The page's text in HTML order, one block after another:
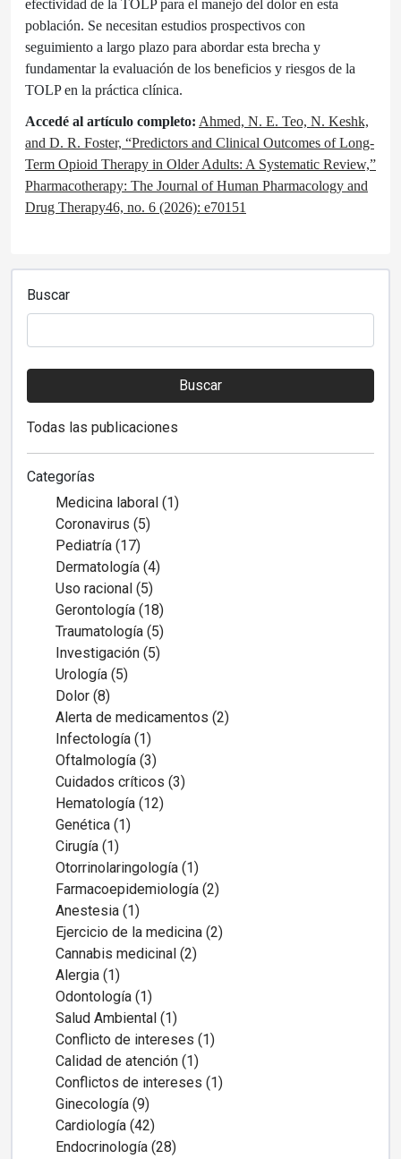
efectividad de la TOLP para el manejo del dolor en esta
población. Se necesitan estudios prospectivos con
seguimiento a largo plazo para abordar esta brecha y
fundamentar la evaluación de los beneficios y riesgos de la
TOLP en la práctica clínica.
Accedé al artículo completo: Ahmed, N. E. Teo, N. Keshk,
and D. R. Foster, “Predictors and Clinical Outcomes of Long-
Term Opioid Therapy in Older Adults: A Systematic Review,”
Pharmacotherapy: The Journal of Human Pharmacology and
Drug Therapy46, no. 6 (2026): e70151
Buscar
Buscar
Todas las publicaciones
Categorías
Medicina laboral (1)
Coronavirus (5)
Pediatría (17)
Dermatología (4)
Uso racional (5)
Gerontología (18)
Traumatología (5)
Investigación (5)
Urología (5)
Dolor (8)
Alerta de medicamentos (2)
Infectología (1)
Oftalmología (3)
Cuidados críticos (3)
Hematología (12)
Genética (1)
Cirugía (1)
Otorrinolaringología (1)
Farmacoepidemiología (2)
Anestesia (1)
Ejercicio de la medicina (2)
Cannabis medicinal (2)
Alergia (1)
Odontología (1)
Salud Ambiental (1)
Conflicto de intereses (1)
Calidad de atención (1)
Conflictos de intereses (1)
Ginecología (9)
Cardiología (42)
Endocrinología (28)